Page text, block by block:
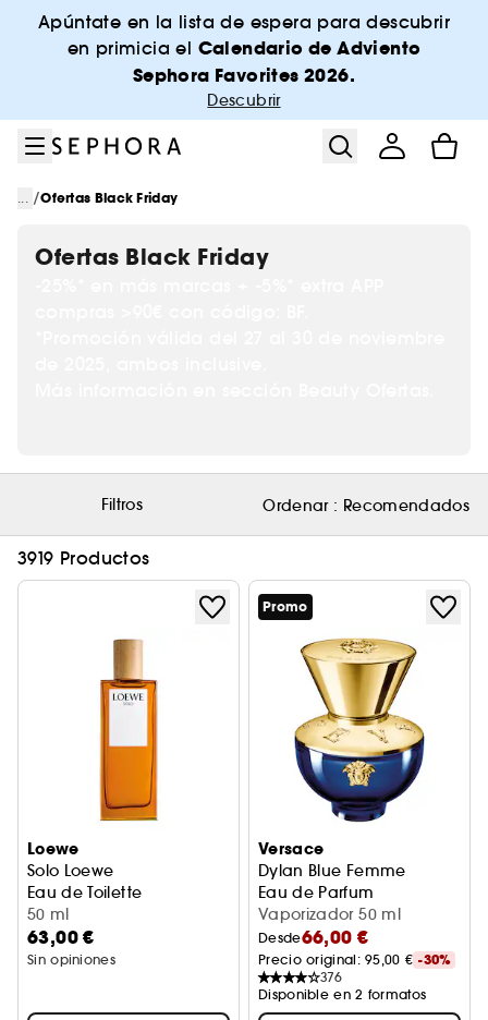
Ir al menú
Ir al contenido principal
Ir al pie de página
Apúntate en la lista de espera para descubrir
en primicia el Calendario de Adviento
Sephora Favorites 2026.
Descubrir
... /Ofertas Black Friday
Ofertas Black Friday
Filtros Ordenar : Recomendados
3919 Productos
Loewe
Solo Loewe
Eau de Toilette
50 ml
63,00 €
Sin opiniones
Promo
Versace
Dylan Blue Femme
Eau de Parfum
Vaporizador 50 ml
Desde66,00 €
Precio original: 95,00 € -30%
376
Disponible en 2 formatos